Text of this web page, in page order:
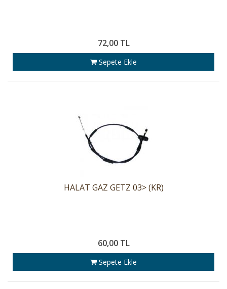
72,00 TL
Sepete Ekle
HALAT GAZ GETZ 03> (KR)
60,00 TL
Sepete Ekle